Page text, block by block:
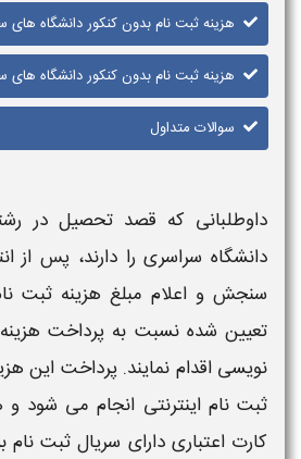
هزینه ثبت نام بدون کنکور دانشگاه
هزینه ثبت نام بدون کنکور دانشگاه
سوالات متداول
داوطلبانی که قصد تحصیل در
دانشگاه سراسریرا دارند، پس از
سنجش و اعلام مبلغ هزینه ثبت
تعیین‌ شده نسبت به پرداخت هزینه
نویسی اقدام نمایند. پرداخت این
ثبت نام اینترنتی انجام می‌ شود
کارت اعتباری دارای سریال ثبت نام